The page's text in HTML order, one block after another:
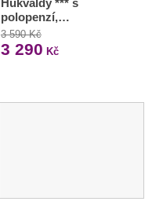
Hukvaldy *** s
polopenzí,…
3 590 Kč
3 290 Kč